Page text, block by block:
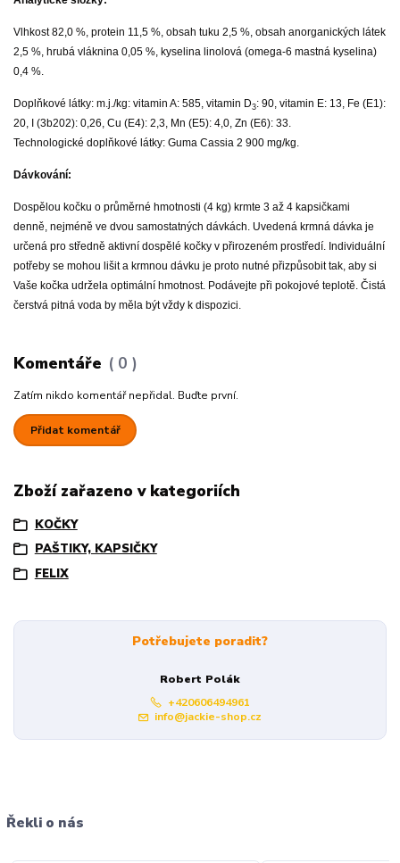
Vlhkost 82,0 %, protein 11,5 %, obsah tuku 2,5 %, obsah anorganických látek
2,5 %, hrubá vláknina 0,05 %, kyselina linolová (omega-6 mastná kyselina)
0,4 %.
Doplňkové látky: m.j./kg: vitamin A: 585, vitamin D3: 90, vitamin E: 13, Fe (E1):
20, I (3b202): 0,26, Cu (E4): 2,3, Mn (E5): 4,0, Zn (E6): 33.
Technologické doplňkové látky: Guma Cassia 2 900 mg/kg.
Dávkování:
Dospělou kočku o průměrné hmotnosti (4 kg) krmte 3 až 4 kapsičkami
denně, nejméně ve dvou samostatných dávkách. Uvedená krmná dávka je
určená pro středně aktivní dospělé kočky v přirozeném prostředí. Individuální
potřeby se mohou lišit a krmnou dávku je proto nutné přizpůsobit tak, aby si
Vaše kočka udržela optimální hmotnost. Podávejte při pokojové teplotě. Čistá
čerstvá pitná voda by měla být vždy k dispozici.
Komentáře 0
Zatím nikdo komentář nepřidal. Buďte první.
Přidat komentář
Zboží zařazeno v kategoriích
KOČKY
PAŠTIKY, KAPSIČKY
FELIX
Potřebujete poradit?
Robert Polák
+420606494961
info@jackie-shop.cz
Řekli o nás